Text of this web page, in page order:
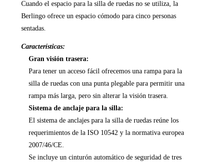
Cuando el espacio para la silla de ruedas no se utiliza, la
Berlingo ofrece un espacio cómodo para cinco personas
sentadas.
Características:
Gran visión trasera:
Para tener un acceso fácil ofrecemos una rampa para la
silla de ruedas con una punta plegable para permitir una
rampa más larga, pero sin alterar la visión trasera.
Sistema de anclaje para la silla:
El sistema de anclajes para la silla de ruedas reúne los
requerimientos de la ISO 10542 y la normativa europea
2007/46/CE.
Se incluye un cinturón automático de seguridad de tres